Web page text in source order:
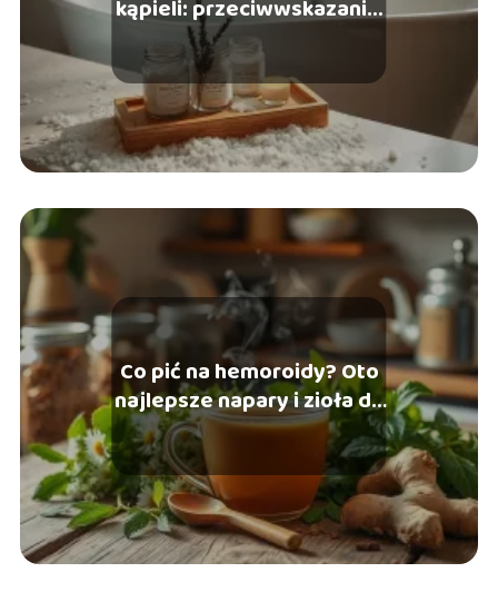
kąpieli: przeciwwskazania,
które warto znać
Co pić na hemoroidy? Oto
najlepsze napary i zioła do
picia